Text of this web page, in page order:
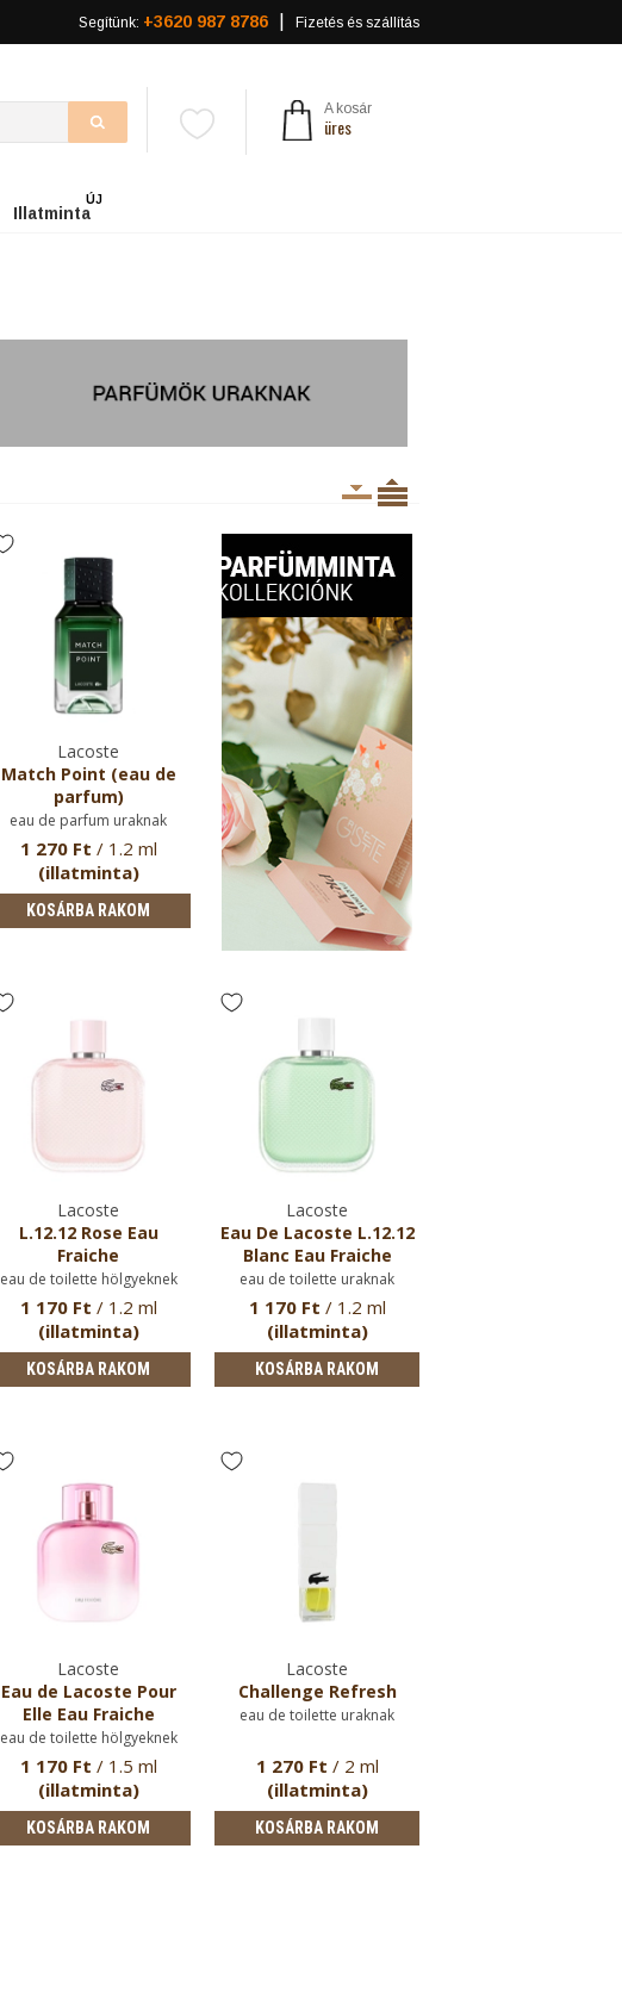
Segítünk: +3620 987 8786 Fizetés és szállítás
A kosár
üres
Illatminta
ÚJ
Lacoste
Match Point (eau de
parfum)
eau de parfum uraknak
1 270 Ft / 1.2 ml
(illatminta)
KOSÁRBA RAKOM
Lacoste
L.12.12 Rose Eau
Fraiche
eau de toilette hölgyeknek
1 170 Ft / 1.2 ml
(illatminta)
KOSÁRBA RAKOM
Lacoste
Eau De Lacoste L.12.12
Blanc Eau Fraiche
eau de toilette uraknak
1 170 Ft / 1.2 ml
(illatminta)
KOSÁRBA RAKOM
Lacoste
Eau de Lacoste Pour
Elle Eau Fraiche
eau de toilette hölgyeknek
1 170 Ft / 1.5 ml
(illatminta)
KOSÁRBA RAKOM
Lacoste
Challenge Refresh
eau de toilette uraknak
1 270 Ft / 2 ml
(illatminta)
KOSÁRBA RAKOM